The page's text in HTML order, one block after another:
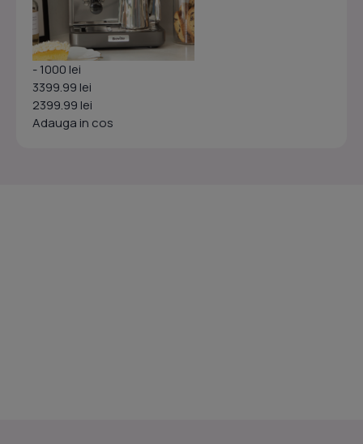
- 1000 lei
3399.99 lei
2399.99 lei
Adauga in cos